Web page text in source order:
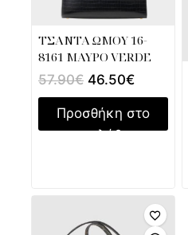
ΤΣΑΝΤΑ ΩΜΟΥ 16-
8161 ΜΑΥΡΟ VERDE
57.90€ 46.50€
Προσθήκη στο
καλάθι